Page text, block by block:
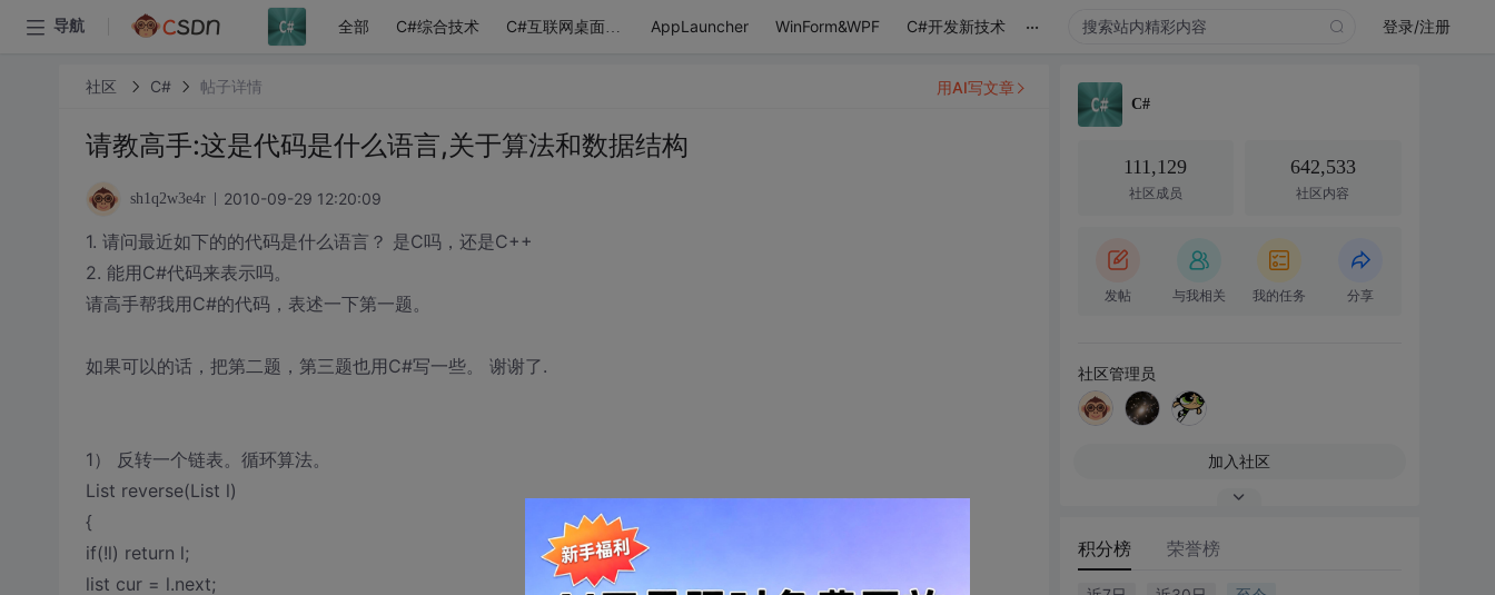
导航 全部 C#综合技术 C#互联网桌面应用 AppLauncher WinForm&WPF C#开发新技术 ... 登录/注册
社区 C# 帖子详情
请教高手:这是代码是什么语言,关于算法和数据结构
sh1q2w3e4r 2010-09-29 12:20:09
1. 请问最近如下的的代码是什么语言？ 是C吗，还是C++
2. 能用C#代码来表示吗。
请高手帮我用C#的代码，表述一下第一题。
如果可以的话，把第二题，第三题也用C#写一些。 谢谢了.
1） 反转一个链表。循环算法。
List reverse(List l)
{
if(!l) return l;
list cur = l.next;
用AI写文章
C#
111,129
社区成员
642,533
社区内容
发帖 与我相关 我的任务 分享
社区管理员
加入社区
积分榜 荣誉榜